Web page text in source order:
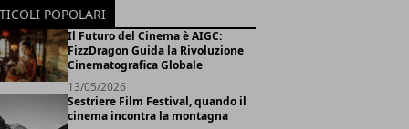
POPOLARI
Il Futuro del Cinema è AIGC:
FizzDragon Guida la Rivoluzione
Cinematografica Globale
13/05/2026
Sestriere Film Festival, quando il
cinema incontra la montagna